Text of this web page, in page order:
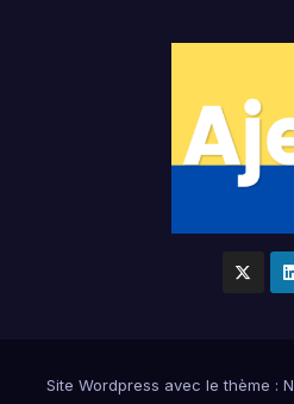
Site Wordpress avec le thème :